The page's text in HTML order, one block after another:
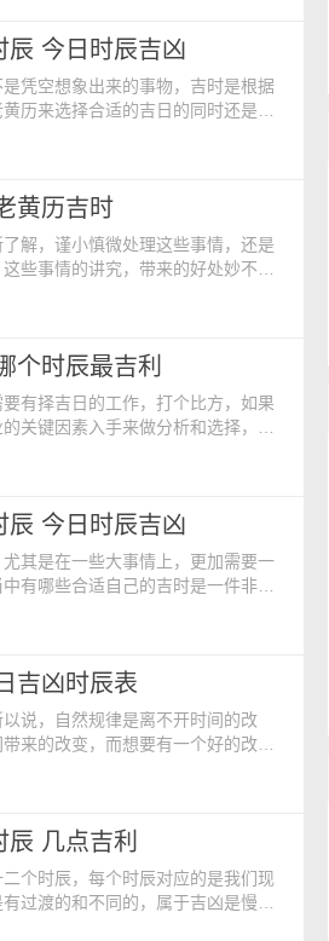
木 开柱
辰 今日时辰吉凶
凭空想象出来的事物，吉时是根据
历来选择合适的吉日的同时还是需
大事
黄历吉时
解，谨小慎微处理这些事情，还是
些事情的讲究，带来的好处妙不可
【忌】：
个时辰最吉利
有择吉日的工作，打个比方，如果
关键因素入手来做分析和选择，而
移柩
辰 今日时辰吉凶
其是在一些大事情上，更加需要一
有哪些合适自己的吉时是一件非常
工 装
吉凶时辰表
说，自然规律是离不开时间的改
来的改变，而想要有一个好的改
进人口 开
几点吉利
个时辰，每个时辰对应的是我们现
过渡的和不同的，属于吉凶是慢慢